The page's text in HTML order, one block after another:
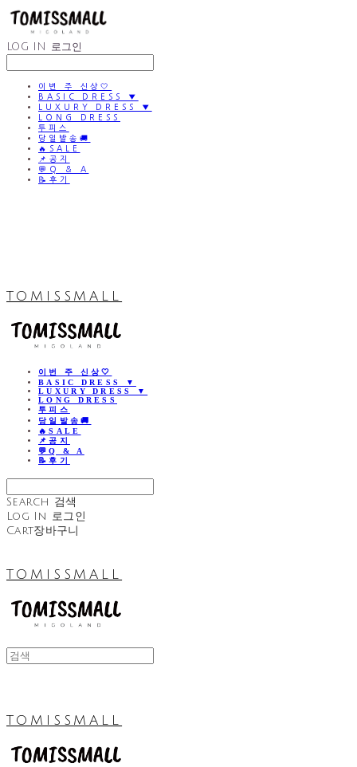
LOG IN 로그인
이번 주 신상🤍
BASIC DRESS ▼
LUXURY DRESS ▼
LONG DRESS
투피스
당일발송🚚
🔥SALE
📌공지
💬Q & A
📝후기
TOMISSMALL
이번 주 신상🤍
BASIC DRESS ▼
LUXURY DRESS ▼
LONG DRESS
투피스
당일발송🚚
🔥SALE
📌공지
💬Q & A
📝후기
Search 검색
Log In 로그인
Cart장바구니
TOMISSMALL
TOMISSMALL